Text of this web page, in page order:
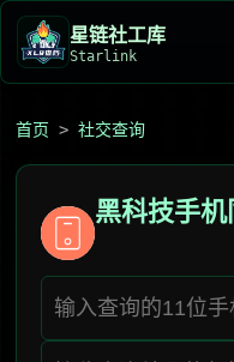
星链社工库️
Starlink
首页 >社交查询
黑科技手